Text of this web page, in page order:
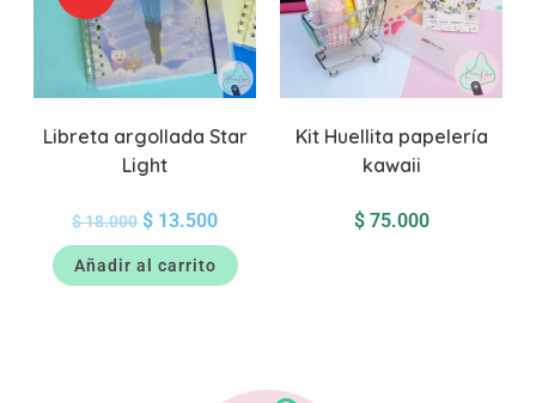
Libreta argollada Star
Light
$18.000 $ 13.500
Añadir al carrito
Kit Huellita papelería
kawaii
$75.000